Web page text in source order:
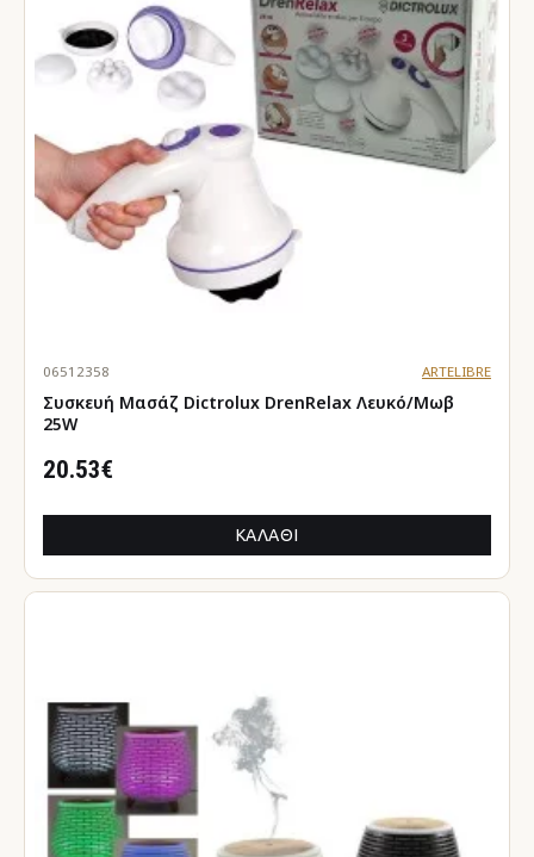
06512358 ARTELIBRE
Συσκευή Μασάζ Dictrolux DrenRelax Λευκό/Μωβ
25W
20.53€
ΚΑΛΆΘΙ